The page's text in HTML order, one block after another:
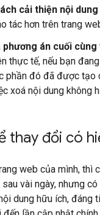
cải thiện nội
tác hơn trên trang
phương án cuối cùng
thực tế, nếu bạn
phần đó đã được
xoá nội dung
thay đổi có
web của mình,
sau vài ngày, nhưng
dung hữu ích,